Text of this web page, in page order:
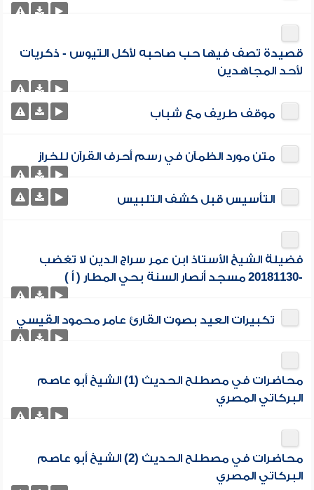
قصيدة تصف فيها حب صاحبه لأكل التيوس - ذكريات
لأحد المجاهدين
موقف طريف مع شباب
متن مورد الظمآن في رسم أحرف القرآن للخراز
التأسيس قبل كشف التلبيس
فضيلة الشيخ الأستاذ ابن عمر سراج الدين لا تغضب
-20181130 مسجد أنصار السنة بحي المطار ( أ )
تكبيرات العيد بصوت القارئ عامر محمود القيسي
محاضرات في مصطلح الحديث (1) الشيخ أبو عاصم
البركاتي المصري
محاضرات في مصطلح الحديث (2) الشيخ أبو عاصم
البركاتي المصري